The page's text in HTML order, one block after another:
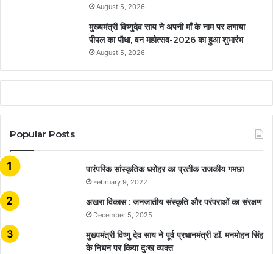
August 5, 2026
मुख्यमंत्री विष्णुदेव साय ने अपनी माँ के नाम पर लगाया
पीपल का पौधा, वन महोत्सव-2026 का हुआ शुभारंभ
August 5, 2026
Popular Posts
​​​​​​​पारंपरिक सांस्कृतिक धरोहर का प्रतीक राजकीय गमछा
February 9, 2022
अखरा विकास : जनजातीय संस्कृति और परंपराओं का संरक्षण
December 5, 2025
मुख्यमंत्री विष्णु देव साय ने पूर्व प्रधानमंत्री डॉ. मनमोहन सिंह
के निधन पर किया दुःख व्यक्त